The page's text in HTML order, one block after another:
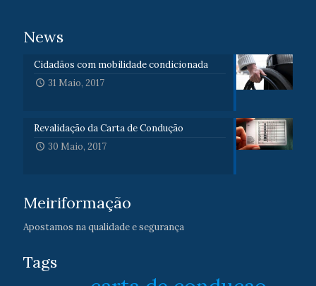
News
Cidadãos com mobilidade condicionada
31 Maio, 2017
Revalidação da Carta de Condução
30 Maio, 2017
Meiriformação
Apostamos na qualidade e segurança
Tags